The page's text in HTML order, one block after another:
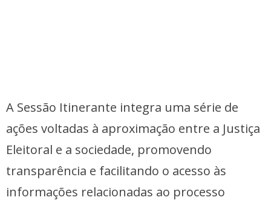
A Sessão Itinerante integra uma série de
ações voltadas à aproximação entre a Justiça
Eleitoral e a sociedade, promovendo
transparência e facilitando o acesso às
informações relacionadas ao processo